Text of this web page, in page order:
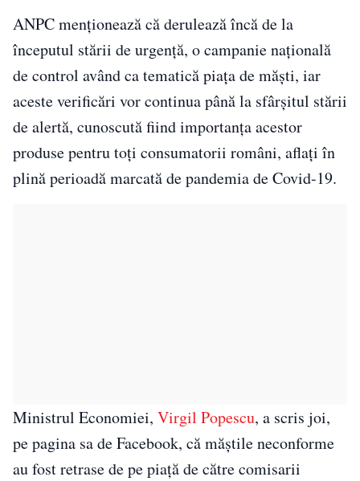
ANPC menţionează că derulează încă de la
începutul stării de urgenţă, o campanie naţională
de control având ca tematică piaţa de măşti, iar
aceste verificări vor continua până la sfârşitul stării
de alertă, cunoscută fiind importanţa acestor
produse pentru toţi consumatorii români, aflaţi în
plină perioadă marcată de pandemia de Covid-19.
Ministrul Economiei, Virgil Popescu, a scris joi,
pe pagina sa de Facebook, că măştile neconforme
au fost retrase de pe piaţă de către comisarii